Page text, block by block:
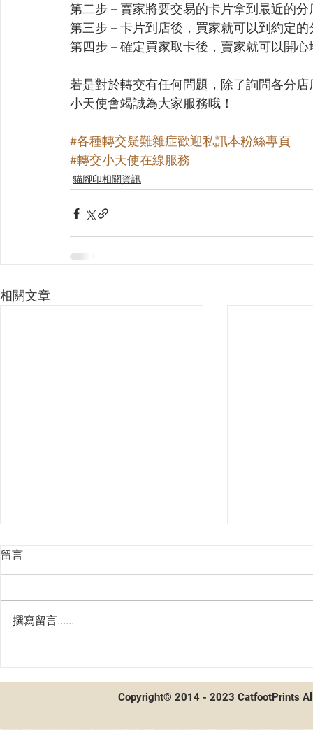
第二步－賣家將要交易的卡片拿到最近的
第三步－卡片到店後，買家就可以到約定的
第四步－確定買家取卡後，賣家就可以開
若是對於轉交有任何問題，除了詢問各分
小天使會竭誠為大家服務哦！
#各種轉交疑難雜症歡迎私訊本粉絲專頁
#轉交小天使在線服務
貓腳印相關資訊
相關文章
貓腳印會員系統！啟動！
付
留言
撰寫留言......
Copyright© 2014 - 2023 CatfootPrints